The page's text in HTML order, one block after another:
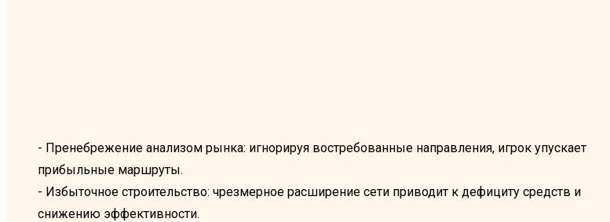
- Пренебрежение анализом рынка: игнорируя востребованные направления, игрок упускает
прибыльные маршруты.
- Избыточное строительство: чрезмерное расширение сети приводит к дефициту средств и
снижению эффективности.